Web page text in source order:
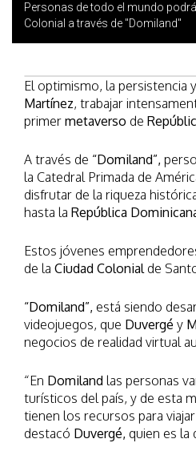
Personas de todo el mundo
Colonial a través de "Domiland"
El optimismo, la persistencia
Martínez, trabajar
primer metaverso de
A través de “Domiland”,
la Catedral Primada de
disfrutar de la riqueza
hasta la República
Estos jóvenes
de la Ciudad Colonialde
“Domiland”, está siendo
videojuegos, que Duvergé y
negocios de realidad virtual
“En Domiland las personas
turísticos del país, y de esta
tienen los recursos para
destacó Duvergé, quien es la